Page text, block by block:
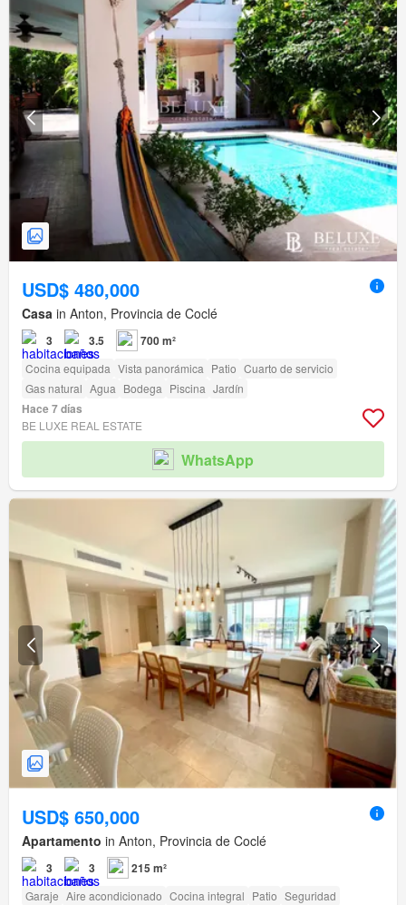
USD$ 480,000
Casa in Anton, Provincia de Coclé
3 3.5 700 m²
Cocina equipada Vista panorámica Patio Cuarto de servicio
Gas natural Agua Bodega Piscina Jardín
Hace 7 días
BE LUXE REAL ESTATE
WhatsApp
USD$ 650,000
Apartamento in Anton, Provincia de Coclé
3 3 215 m²
Garaje Aire acondicionado Cocina integral Patio Seguridad